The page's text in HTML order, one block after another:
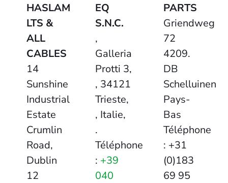
HASLAM
LTS &
ALL
CABLES
14
Sunshine
Industrial
Estate
Crumlin
Road,
Dublin
12
EQ
S.N.C.
,
Galleria
Protti 3,
, 34121
Trieste,
, Italie,
.
Téléphone
: +39
040
PARTS
Griendweg
72
4209.
DB
Schelluinen
Pays-
Bas
Téléphone
: +31
(0)183
69 95